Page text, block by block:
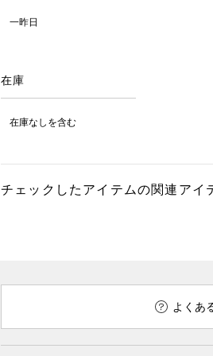
一昨日
在庫
在庫なしを含む
チェックしたアイテムの関連アイ
よくあ